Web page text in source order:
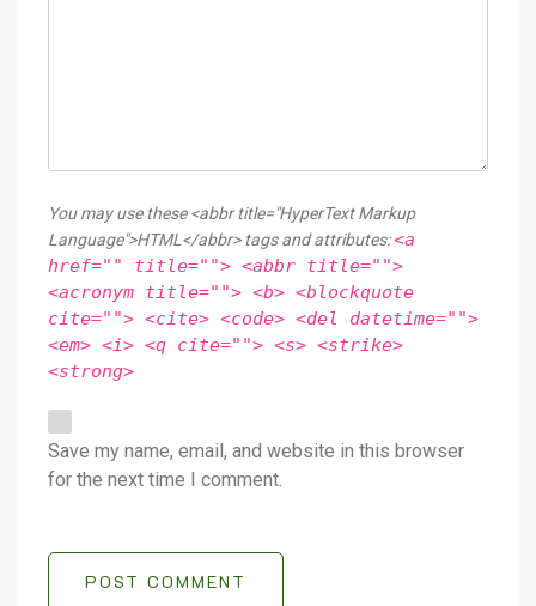
You may use these <abbr title="HyperText Markup
Language">HTML</abbr> tags and attributes:<a
href="" title=""> <abbr title="">
<acronym title=""> <b> <blockquote
cite=""> <cite> <code> <del datetime="">
<em> <i> <q cite=""> <s> <strike>
<strong>
Save my name, email, and website in this browser
for the next time I comment.
POST COMMENT